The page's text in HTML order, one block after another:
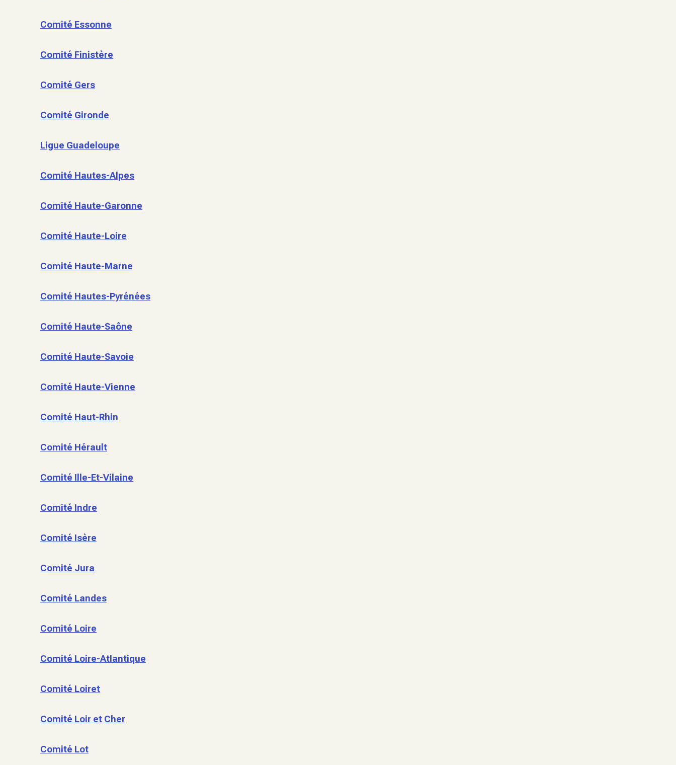
Comité Essonne
Comité Finistère
Comité Gers
Comité Gironde
Ligue Guadeloupe
Comité Hautes-Alpes
Comité Haute-Garonne
Comité Haute-Loire
Comité Haute-Marne
Comité Hautes-Pyrénées
Comité Haute-Saône
Comité Haute-Savoie
Comité Haute-Vienne
Comité Haut-Rhin
Comité Hérault
Comité Ille-Et-Vilaine
Comité Indre
Comité Isère
Comité Jura
Comité Landes
Comité Loire
Comité Loire-Atlantique
Comité Loiret
Comité Loir et Cher
Comité Lot